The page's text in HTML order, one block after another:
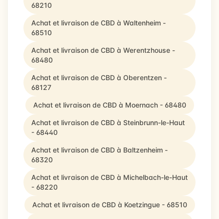
68210
Achat et livraison de CBD à Waltenheim -
68510
Achat et livraison de CBD à Werentzhouse -
68480
Achat et livraison de CBD à Oberentzen -
68127
Achat et livraison de CBD à Moernach - 68480
Achat et livraison de CBD à Steinbrunn-le-Haut
- 68440
Achat et livraison de CBD à Baltzenheim -
68320
Achat et livraison de CBD à Michelbach-le-Haut
- 68220
Achat et livraison de CBD à Koetzingue - 68510